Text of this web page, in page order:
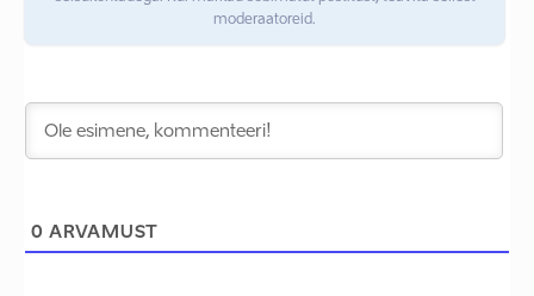
moderaatoreid.
0 ARVAMUST